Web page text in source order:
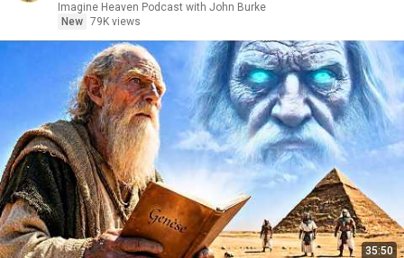
Imagine Heaven Podcast with John Burke
New 79K views
35:50